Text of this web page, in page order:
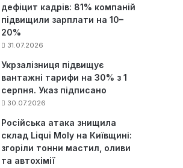
дефіцит кадрів: 81% компаній
підвищили зарплати на 10–
20%
31.07.2026
Укрзалізниця підвищує
вантажні тарифи на 30% з 1
серпня. Указ підписано
30.07.2026
Російська атака знищила
склад Liqui Moly на Київщині:
згоріли тонни мастил, оливи
та автохімії